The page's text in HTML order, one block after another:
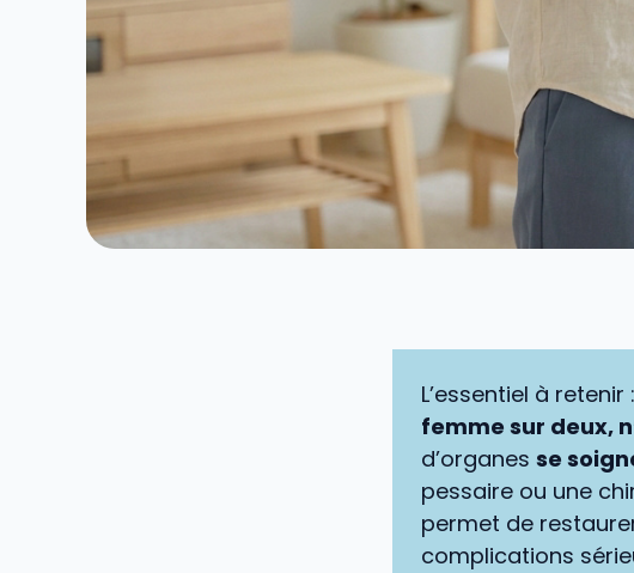
L’essentiel à retenir :
femme sur deux,
d’organes se
pessaire ou une
permet de
complications